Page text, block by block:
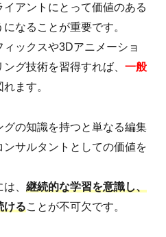
アントにとって価値のある
なることが重要です。
ックスや3Dアニメーショ
グ技術を習得すれば、 一般
れます。
の知識を持つと単なる編集
サルタントとしての価値を
、 継続的な学習を意識し、
けることが不可欠です。